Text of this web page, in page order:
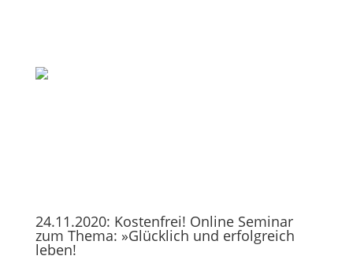
24.11.2020: Kostenfrei! Online Seminar
zum Thema: »Glücklich und erfolgreich
leben!